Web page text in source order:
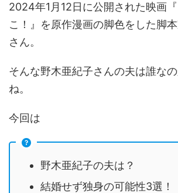
2024年1月12日に公開された映画
こ！』を原作漫画の脚色をした脚
さん。
そんな野木亜紀子さんの夫は誰な
ね。
今回は
野木亜紀子の夫は？
結婚せず独身の可能性3選！